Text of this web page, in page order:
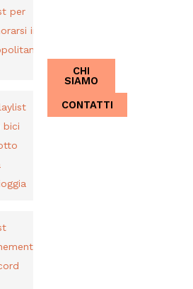
CHI
SIAMO
CONTATTI
per
in
bici